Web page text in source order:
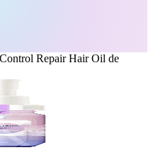
Repair Hair Oil de